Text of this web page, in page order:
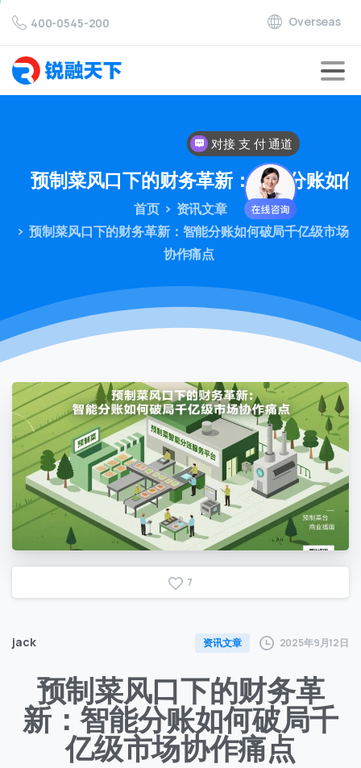
400-0545-200 Overseas
预制菜风口下的财务革新：智能分账如
首页
资讯文章
预制菜风口下的财务革新：智能分账如何破局千亿级市场
协作痛点
7
jack 资讯文章 2025年9月12日
预制菜风口下的财务革
新：智能分账如何破局千
亿级市场协作痛点
对接 支 付 通道